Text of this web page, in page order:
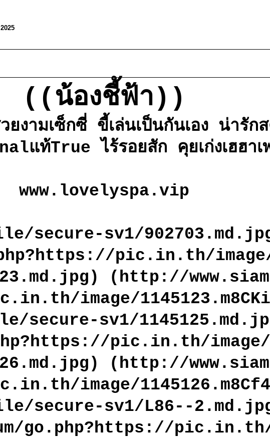
((น้องชี้ฟ้า))
ามเซ็กซี่ ขี้เล่นเป็นกันเอง น่ารั
แท้True ไร้รอยสัก คุยเก่งเฮฮาเ
www.lovelyspa.vip
sv1/
pic.in.th/image/
(http://www.siam-
image/
sv1/
pic.in.th/image/
(http://www.siam-
image/
sv1/L86--
go.php?https://pic.in.th/